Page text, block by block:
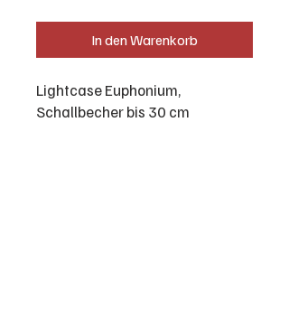
In den Warenkorb
Lightcase Euphonium,
Schallbecher bis 30 cm